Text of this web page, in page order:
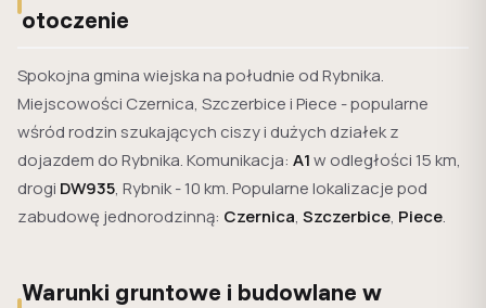
otoczenie
Spokojna gmina wiejska na południe od Rybnika.
Miejscowości Czernica, Szczerbice i Piece - popularne
wśród rodzin szukających ciszy i dużych działek z
dojazdem do Rybnika. Komunikacja: A1w odległości 15 km,
drogi DW935, Rybnik - 10 km. Popularne lokalizacje pod
zabudowę jednorodzinną: Czernica, Szczerbice, Piece.
Warunki gruntowe i budowlane w